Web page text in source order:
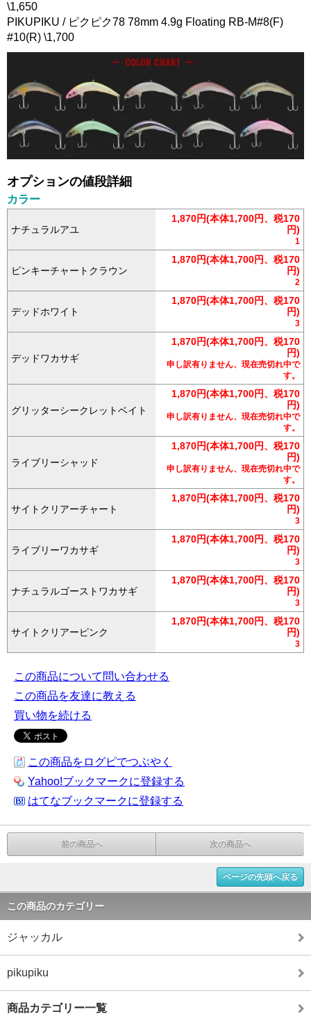
\1,650
PIKUPIKU / ピクピク78 78mm 4.9g Floating RB-M#8(F)
#10(R) \1,700
オプションの値段詳細
カラー
ナチュラルアユ
1,870円(本体1,700円、税170
円)
1
ピンキーチャートクラウン
1,870円(本体1,700円、税170
円)
2
デッドホワイト
1,870円(本体1,700円、税170
円)
3
デッドワカサギ
1,870円(本体1,700円、税170
円)
申し訳有りません、現在売切れ中で
す。
グリッターシークレットベイト
1,870円(本体1,700円、税170
円)
申し訳有りません、現在売切れ中で
す。
ライブリーシャッド
1,870円(本体1,700円、税170
円)
申し訳有りません、現在売切れ中で
す。
サイトクリアーチャート
1,870円(本体1,700円、税170
円)
3
ライブリーワカサギ
1,870円(本体1,700円、税170
円)
3
ナチュラルゴーストワカサギ
1,870円(本体1,700円、税170
円)
3
サイトクリアーピンク
1,870円(本体1,700円、税170
円)
3
この商品について問い合わせる
この商品を友達に教える
買い物を続ける
この商品をログピでつぶやく
Yahoo!ブックマークに登録する
はてなブックマークに登録する
前の商品へ 次の商品へ
ページの先頭へ戻る
この商品のカテゴリー
ジャッカル
pikupiku
商品カテゴリー一覧